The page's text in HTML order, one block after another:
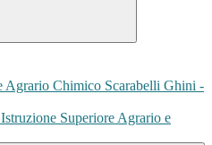
Superiore Agrario e